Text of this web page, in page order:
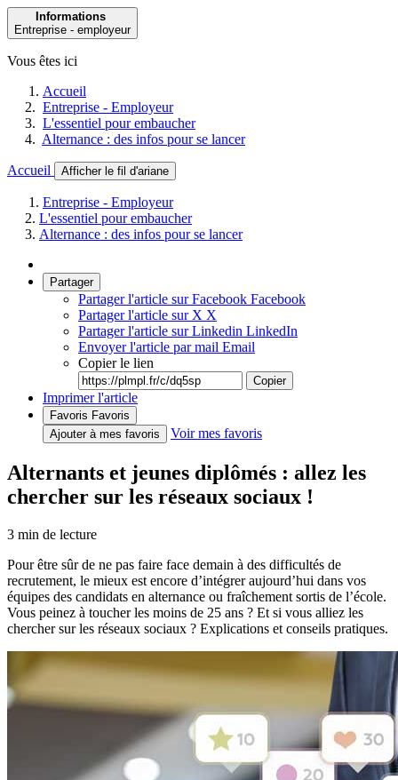
Informations
Entreprise - employeur
Vous êtes ici
Accueil
Entreprise - Employeur
L'essentiel pour embaucher
Alternance : des infos pour se lancer
Accueil Afficher le fil d'ariane
Entreprise - Employeur
L'essentiel pour embaucher
Alternance : des infos pour se lancer
Partager
Partager l'article sur Facebook Facebook
Partager l'article sur X X
Partager l'article sur Linkedin LinkedIn
Envoyer l'article par mail Email
Copier le lien
Copier
Imprimer l'article
Favoris Favoris
Ajouter à mes favoris
Voir mes favoris
Alternants et jeunes diplômés : allez les
chercher sur les réseaux sociaux !
3 min de lecture
Pour être sûr de ne pas faire face demain à des difficultés de
recrutement, le mieux est encore d’intégrer aujourd’hui dans vos
équipes des candidats en alternance ou fraîchement sortis de l’école.
Vous peinez à toucher les moins de 25 ans ? Et si vous alliez les
chercher sur les réseaux sociaux ? Explications et conseils pratiques.